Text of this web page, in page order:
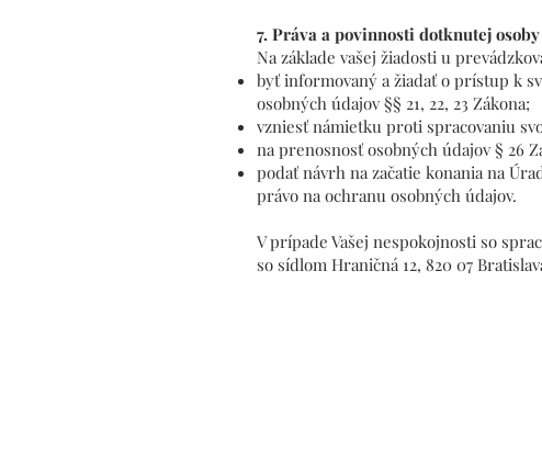
7. Práva a povinnosti dotknutej osoby
Na základe vašej žiadosti u
byť informovaný a žiadať o prístup k
osobných údajov §§ 21, 22, 23 Zákona;
vzniesť námietku proti spracovaniu
na prenosnosť osobných údajov § 26
podať návrh na začatie konania na
právo na ochranu osobných údajov.
V prípade Vašej nespokojnosti so
so sídlom Hraničná 12, 820 07